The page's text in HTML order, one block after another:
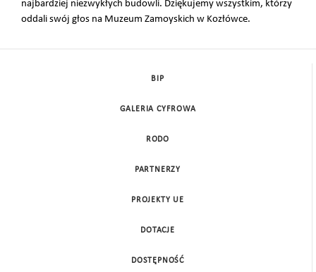
najbardziej niezwykłych budowli. Dziękujemy wszystkim, którzy
oddali swój głos na Muzeum Zamoyskich w Kozłówce.
BIP
GALERIA CYFROWA
RODO
PARTNERZY
PROJEKTY UE
DOTACJE
DOSTĘPNOŚĆ